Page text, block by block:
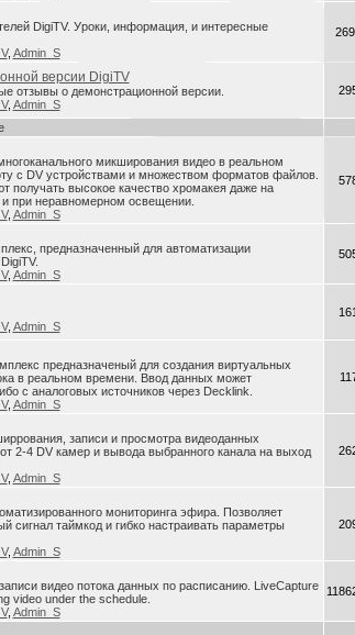
DigiTV. Уроки, информация, и интересные
, Admin_S
версии DigiTV
отзывы о демонстрационной версии.
, Admin_S
микширования видео в реальном
с DV устройствами и множеством форматов файлов.
получать высокое качество хромакея даже на
при неравномерном освещении.
, Admin_S
предназначенный для автоматизации
, Admin_S
, Admin_S
161
предназначеный для создания виртуальных
в реальном времени. Ввод данных может
с аналоговых источников через Decklink.
, Admin_S
записи и просмотра видеоданных
2-4 DV камер и вывода выбранного канала на выход
, Admin_S
мониторинга эфира. Позволяет
сигнал таймкод и гибко настраивать параметры
, Admin_S
видео потока данных по расписанию. LiveCapture
video under the schedule.
, Admin_S